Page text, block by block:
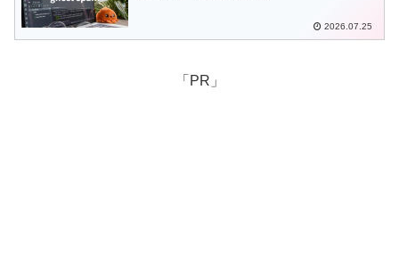
2026.07.25
「PR」